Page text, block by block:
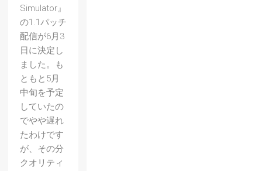
Simulator』
の1.1パッチ
配信が6月3
日に決定し
ました。も
ともと5月
中旬を予定
していたの
でやや遅れ
たわけです
が、その分
クオリティ